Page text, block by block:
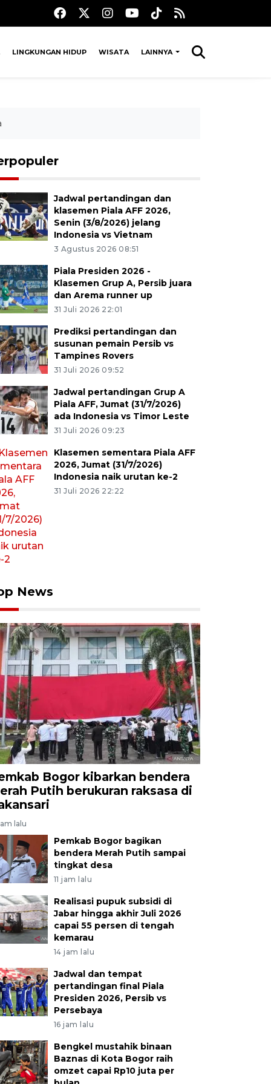
LINGKUNGAN HIDUP WISATA LAINNYA
Jadwal pertandingan dan
klasemen Piala AFF 2026,
Senin (3/8/2026) jelang
Indonesia vs Vietnam
3 Agustus 2026 08:51
Piala Presiden 2026 -
Klasemen Grup A, Persib juara
dan Arema runner up
31 Juli 2026 22:01
Prediksi pertandingan dan
susunan pemain Persib vs
Tampines Rovers
31 Juli 2026 09:52
Jadwal pertandingan Grup A
Piala AFF, Jumat (31/7/2026)
ada Indonesia vs Timor Leste
31 Juli 2026 09:23
Klasemen sementara Piala AFF
2026, Jumat (31/7/2026)
Indonesia naik urutan ke-2
31 Juli 2026 22:22
News
Bogor kibarkan bendera
Putih berukuran raksasa di
lalu
Pemkab Bogor bagikan
bendera Merah Putih sampai
tingkat desa
11 jam lalu
Realisasi pupuk subsidi di
Jabar hingga akhir Juli 2026
capai 55 persen di tengah
kemarau
14 jam lalu
Jadwal dan tempat
pertandingan final Piala
Presiden 2026, Persib vs
Persebaya
16 jam lalu
Bengkel mustahik binaan
Baznas di Kota Bogor raih
omzet capai Rp10 juta per